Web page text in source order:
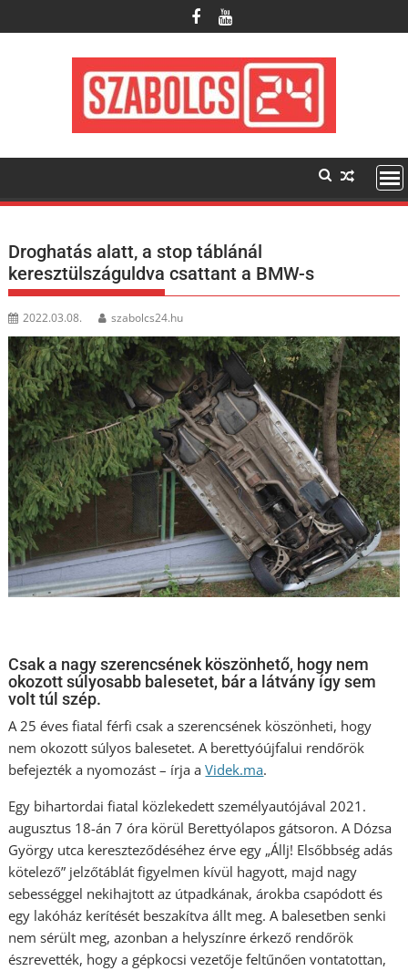
to
Droghatás alatt, a stop táblánál
keresztülszáguldva csattant a BMW-s
2022.03.08. szabolcs24.hu
Csak a nagy szerencsének köszönhető, hogy nem
okozott súlyosabb balesetet, bár a látvány így sem
volt túl szép.
A 25 éves fiatal férfi csak a szerencsének köszönheti, hogy
nem okozott súlyos balesetet. A berettyóújfalui rendőrök
befejezték a nyomozást – írja aVidek.ma.
Egy bihartordai fiatal közlekedett személyautójával 2021.
augusztus 18-án 7 óra körül Berettyólapos gátsoron. A Dózsa
György utca kereszteződéséhez érve egy „Állj! Elsőbbség adás
kötelező” jelzőtáblát figyelmen kívül hagyott, majd nagy
sebességgel nekihajtott az útpadkának, árokba csapódott és
egy lakóház kerítését beszakítva állt meg. A balesetben senki
nem sérült meg, azonban a helyszínre érkező rendőrök
észrevették, hogy a gépkocsi vezetője feltűnően vontatottan,